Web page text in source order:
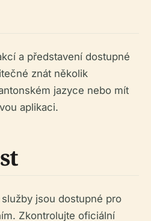
a představení dostupné
znát několik
jazyce nebo mít
aplikaci.
jsou dostupné pro
Zkontrolujte oficiální